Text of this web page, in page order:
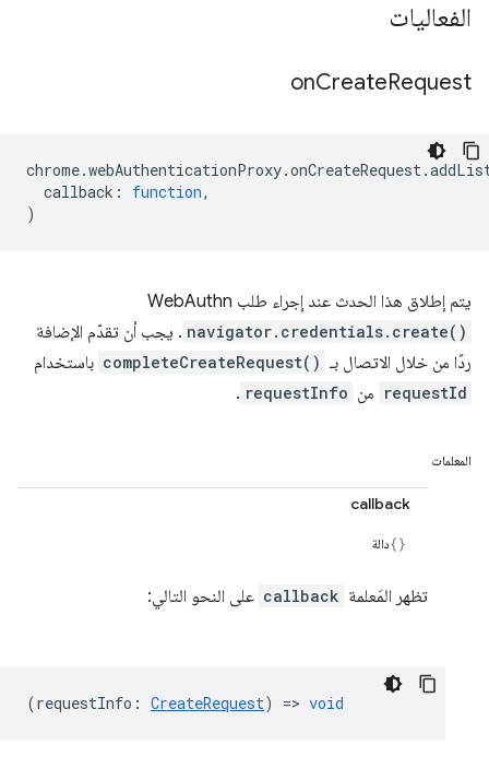
الفعاليات
onCreateRequest
chrome.webAuthenticationProxy.onCreateRequest.
callback : function,
)
يتم إطلاق هذا الحدث عند إجراء طلب WebAuthn
navigator.credentials.create() . يجب أن تقدّم الإضافة
ردًا من خلال الاتصال بـ completeCreateRequest() باستخدام
requestId من requestInfo
.
المعلمات
callback
دالة
تظهر المَعلمة callback على النحو التالي:
(requestInfo : CreateRequest) => void